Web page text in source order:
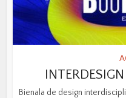
Bienala de design